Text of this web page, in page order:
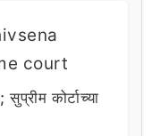
कोर्टाच्या